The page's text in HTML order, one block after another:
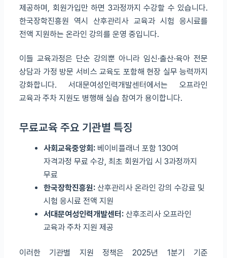
제공하며, 회원가입만 하면 3과정까지 수강할 수 있습니다.
한국장학진흥원 역시 산후관리사 교육과 시험 응시료를
전액 지원하는 온라인 강의를 운영 중입니다.
이들 교육과정은 단순 강의뿐 아니라 임신·출산·육아 전문
상담과 가정 방문 서비스 교육도 포함해 현장 실무 능력까지
강화합니다. 서대문여성인력개발센터에서는 오프라인
교육과 주차 지원도 병행해 실습 참여가 용이합니다.
무료교육 주요 기관별 특징
사회교육중앙회: 베이비플래너 포함 130여
자격과정 무료 수강, 최초 회원가입 시 3과정까지
무료
한국장학진흥원: 산후관리사 온라인 강의 수강료 및
시험 응시료 전액 지원
서대문여성인력개발센터: 산후조리사 오프라인
교육과 주차 지원 제공
이러한 기관별 지원 정책은 2025년 1분기 기준